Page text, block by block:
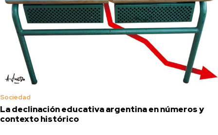
Sociedad
La declinación educativa argentina en números y
contexto histórico